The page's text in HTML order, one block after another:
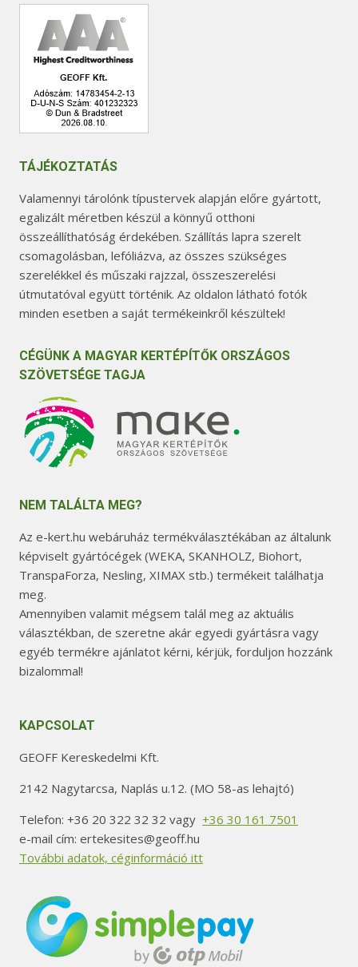
TÁJÉKOZTATÁS
Valamennyi tárolónk típustervek alapján előre gyártott,
egalizált méretben készül a könnyű otthoni
összeállíthatóság érdekében. Szállítás lapra szerelt
csomagolásban, lefóliázva, az összes szükséges
szerelékkel és műszaki rajzzal, összeszerelési
útmutatóval együtt történik. Az oldalon látható fotók
minden esetben a saját termékeinkről készültek!
CÉGÜNK A MAGYAR KERTÉPÍTŐK ORSZÁGOS
SZÖVETSÉGE TAGJA
NEM TALÁLTA MEG?
Az e-kert.hu webáruház termékválasztékában az általunk
képviselt gyártócégek (WEKA, SKANHOLZ, Biohort,
TranspaForza, Nesling, XIMAX stb.) termékeit találhatja
meg.
Amennyiben valamit mégsem talál meg az aktuális
választékban, de szeretne akár egyedi gyártásra vagy
egyéb termékre ajánlatot kérni, kérjük, forduljon hozzánk
bizalommal!
KAPCSOLAT
GEOFF Kereskedelmi Kft.
2142 Nagytarcsa, Naplás u.12. (MO 58-as lehajtó)
Telefon: +36 20 322 32 32 vagy +36 30 161 7501
e-mail cím: ertekesites@geoff.hu
További adatok, céginformáció itt